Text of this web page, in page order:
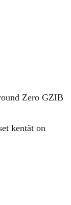
Zero GZIB
kentät on